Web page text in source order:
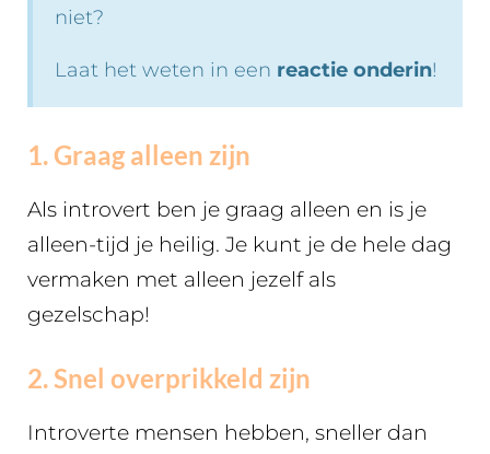
niet?
Laat het weten in een reactie onderin!
1. Graag alleen zijn
Als introvert ben je graag alleen en is je
alleen-tijd je heilig. Je kunt je de hele dag
vermaken met alleen jezelf als
gezelschap!
2. Snel overprikkeld zijn
Introverte mensen hebben, sneller dan